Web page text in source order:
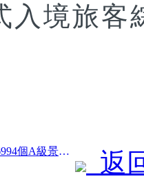
入境旅客
前一篇：文旅部：2025年16994個A級景區接待游客75.1億人次，旅游收入5544.9億
返